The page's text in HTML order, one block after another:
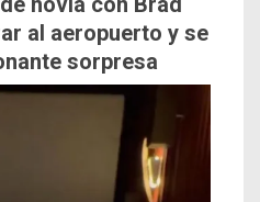
al aeropuerto y se
sorpresa